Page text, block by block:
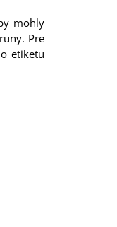
mohly
Pre
etiketu